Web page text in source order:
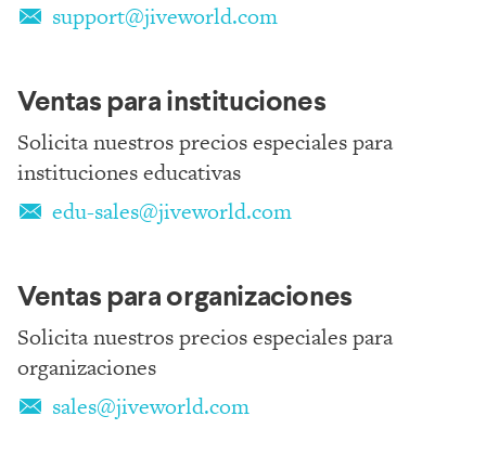
support@jiveworld.com
Ventas para instituciones
Solicita nuestros precios especiales para
instituciones educativas
edu-sales@jiveworld.com
Ventas para organizaciones
Solicita nuestros precios especiales para
organizaciones
sales@jiveworld.com